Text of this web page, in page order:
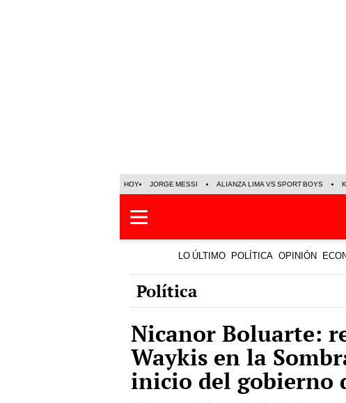
HOY JORGE MESSI ALIANZA LIMA VS SPORT BOYS
LO ÚLTIMO POLÍTICA OPINIÓN
Política
Nicanor Boluarte:
Waykis en la
inicio del gobierno